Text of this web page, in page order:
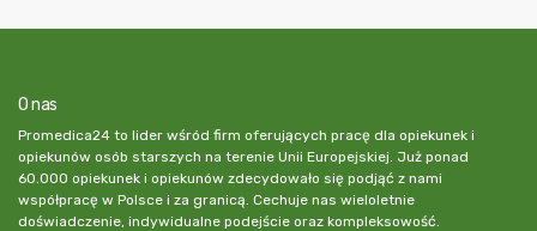
O nas
Promedica24 to lider wśród firm oferujących pracę dla opiekunek i
opiekunów osób starszych na terenie Unii Europejskiej. Już ponad
60.000 opiekunek i opiekunów zdecydowało się podjąć z nami
współpracę w Polsce i za granicą. Cechuje nas wieloletnie
doświadczenie, indywidualne podejście oraz kompleksowość.